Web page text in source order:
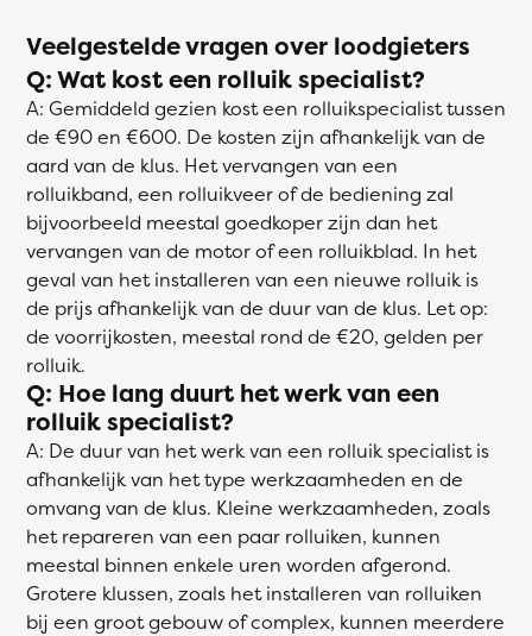
Veelgestelde vragen over loodgieters
Q: Wat kost een rolluik specialist?
A: Gemiddeld gezien kost een rolluikspecialist tussen
de €90 en €600. De kosten zijn afhankelijk van de
aard van de klus. Het vervangen van een
rolluikband, een rolluikveer of de bediening zal
bijvoorbeeld meestal goedkoper zijn dan het
vervangen van de motor of een rolluikblad. In het
geval van het installeren van een nieuwe rolluik is
de prijs afhankelijk van de duur van de klus. Let op:
de voorrijkosten, meestal rond de €20, gelden per
rolluik.
Q: Hoe lang duurt het werk van een
rolluik specialist?
A: De duur van het werk van een rolluik specialist is
afhankelijk van het type werkzaamheden en de
omvang van de klus. Kleine werkzaamheden, zoals
het repareren van een paar rolluiken, kunnen
meestal binnen enkele uren worden afgerond.
Grotere klussen, zoals het installeren van rolluiken
bij een groot gebouw of complex, kunnen meerdere